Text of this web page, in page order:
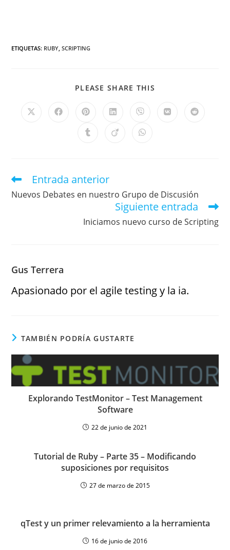
ETIQUETAS: RUBY, SCRIPTING
PLEASE SHARE THIS
Entrada anterior
Nuevos Debates en nuestro Grupo de Discusión
Siguiente entrada
Iniciamos nuevo curso de Scripting
Gus Terrera
Apasionado por el agile testing y la ia.
TAMBIÉN PODRÍA GUSTARTE
Explorando TestMonitor – Test Management
Software
22 de junio de 2021
Tutorial de Ruby – Parte 35 – Modificando
suposiciones por requisitos
27 de marzo de 2015
qTest y un primer relevamiento a la herramienta
16 de junio de 2016